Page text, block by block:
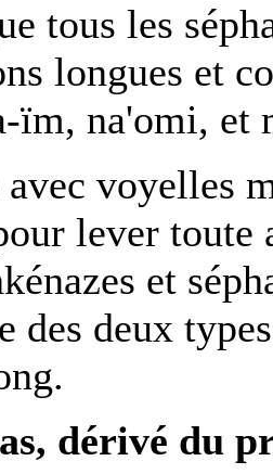
tous les
longues et
ïm, na'omi, et
voyelles
lever
et
des deux
dérivé du